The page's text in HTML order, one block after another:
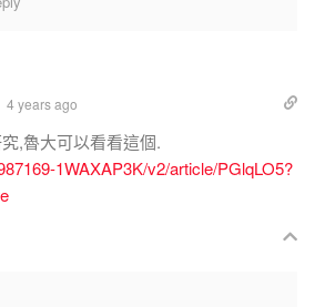
4 years ago
,魯大可以看看這個.
1WAXAP3K/v2/article/PGlqLO5?